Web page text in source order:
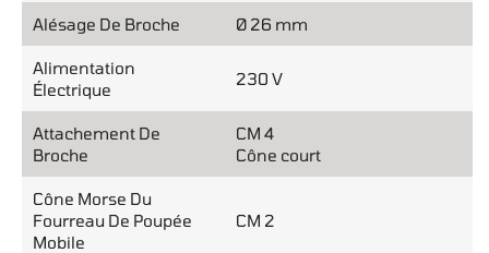
Alésage De Broche Ø 26 mm
Alimentation
Électrique
230 V
Attachement De
Broche
CM 4
Cône court
Cône Morse Du
Fourreau De Poupée
Mobile
CM 2